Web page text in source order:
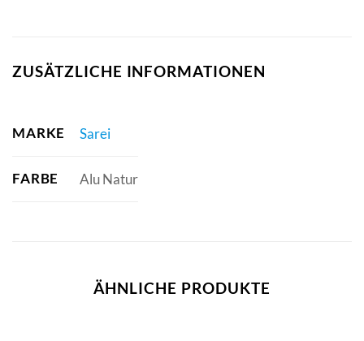
ZUSÄTZLICHE INFORMATIONEN
MARKE Sarei
FARBE Alu Natur
ÄHNLICHE PRODUKTE